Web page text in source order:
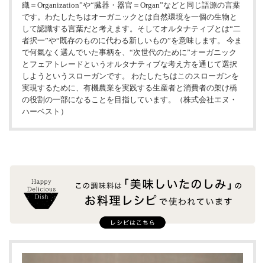
織＝Organization”や“臓器・器官＝Organ”などと同じ語源の言葉
です。わたしたちはオーガニックとは自然環境を一個の生物と
して認識する言葉だと考えます。そしてオルタナティブとは“二
者択一”や“既存のものに代わる新しいもの”を意味します。 今ま
で何氣なく選んでいた事柄を、“次世代のために”オーガニック
とフェアトレードというオルタナティブな考え方を通じて選択
しようというスローガンです。 わたしたちはこのスローガンを
実現するために、有機農業を実践する生産者と消費者の架け橋
の役割の一部になることを目指しています。（株式会社エヌ・
ハーベスト）